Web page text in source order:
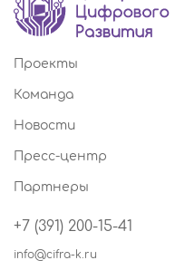
Проекты
Команда
Новости
Пресс-центр
Партнеры
+7 (391) 200-15-41
info@cifra-k.ru